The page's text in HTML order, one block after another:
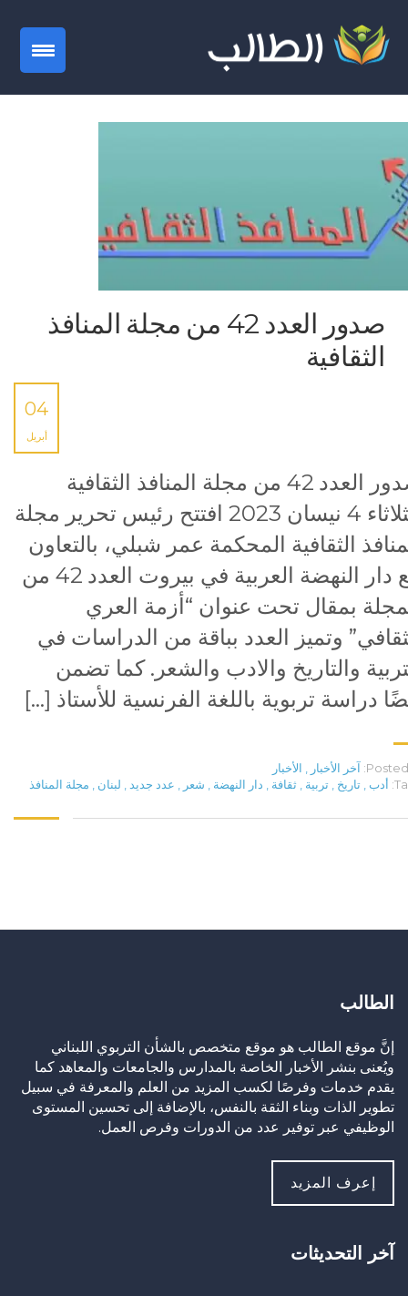
صدور العدد 42 من مجلة المنافذ
الثقافية
04
أبريل
صدور العدد 42 من مجلة المنافذ الثقافية
الثلاثاء 4 نيسان 2023 افتتح رئيس تحرير مجلة
الثقافية المحكمة عمر شبلي، بالتعاون
مع دار النهضة العربية في بيروت العدد 42 من
بمقال تحت عنوان “أزمة العري
وتميز العدد بباقة من الدراسات في
والتاريخ والادب والشعر. كما تضمن
دراسة تربوية باللغة الفرنسية للأستاذ […]
Posted آخر الأخبار , الأخبار
أدب, تاريخ , تربية , ثقافة , دار النهضة , شعر , عدد جديد, لبنان , مجلة المنافذ
الطالب
إنَّ موقع الطالب هو موقع متخصص بالشأن التربوي اللبناني
ويُعنى بنشر الأخبار الخاصة بالمدارس والجامعات والمعاهد كما
يقدم خدمات وفرصًا لكسب المزيد من العلم والمعرفة في سبيل
تطوير الذات وبناء الثقة بالنفس، بالإضافة إلى تحسين المستوى
الوظيفي عبر توفير عدد من الدورات وفرص العمل.
إعرف المزيد
آخر التحديثات